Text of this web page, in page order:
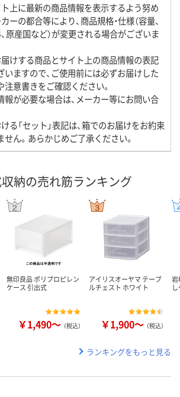
ト上に最新の商品情報を表示するよう努め
ーの都合等により、商品規格・仕様（容量、
原産国など）が変更される場合がございま
届けする商品とサイト上の商品情報の表記
いますので、ご使用前には必ずお届けした
意書きをご確認ください。
報が必要な場合は、メーカー等にお問い合
る「セット」表記は、箱でのお届けをお約束
ん。あらかじめご了承ください。
納の売れ筋ランキング
無印良品 ポリプロピレン
ケース 引出式
￥1,490～ （税込）
アイリスオーヤマ テーブ
ルチェスト ホワイト
￥1,900～ （税込）
ランキングをもっと見る